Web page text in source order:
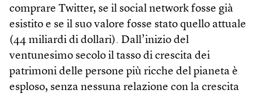
comprare Twitter, se il social network fosse già
esistito e se il suo valore fosse stato quello attuale
(44 miliardi di dollari). Dall’inizio del
ventunesimo secolo il tasso di crescita dei
patrimoni delle persone più ricche del pianeta è
esploso, senza nessuna relazione con la crescita